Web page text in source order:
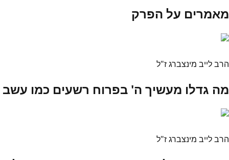
מאמרים על הפרק
הרב לייב מינצברג ז"ל
מה גדלו מעשיך ה' בפרוח רשעים כמו עשב
הרב לייב מינצברג ז"ל